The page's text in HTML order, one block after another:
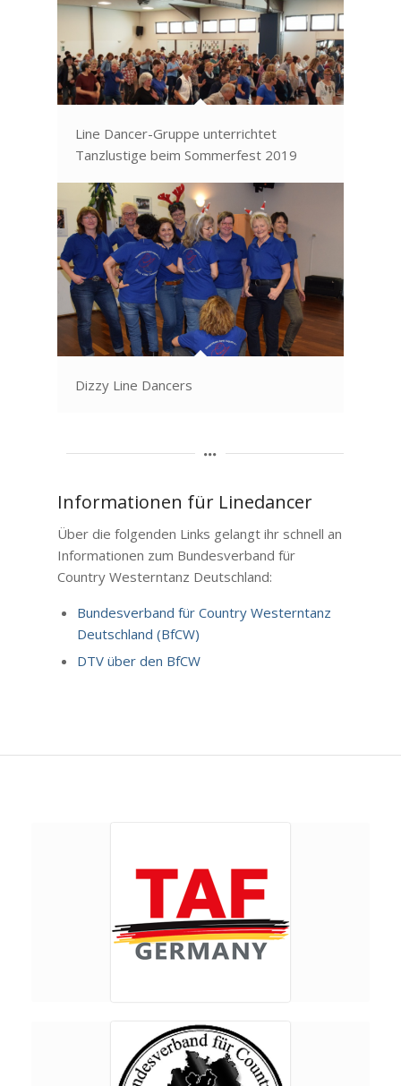
Line Dancer-Gruppe unterrichtet
Tanzlustige beim Sommerfest 2019
Dizzy Line Dancers
Informationen für Linedancer
Über die folgenden Links gelangt ihr schnell an
Informationen zum Bundesverband für
Country Westerntanz Deutschland:
Bundesverband für Country Westerntanz
Deutschland (BfCW)
DTV über den BfCW